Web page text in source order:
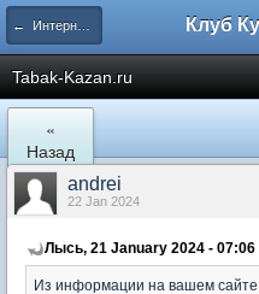
← Интернет Магазины
Tabak-Kazan.ru
«
Назад
andrei
22 Jan 2024
Лысь, 21 January 2024 - 07:06
Из информации на вашем